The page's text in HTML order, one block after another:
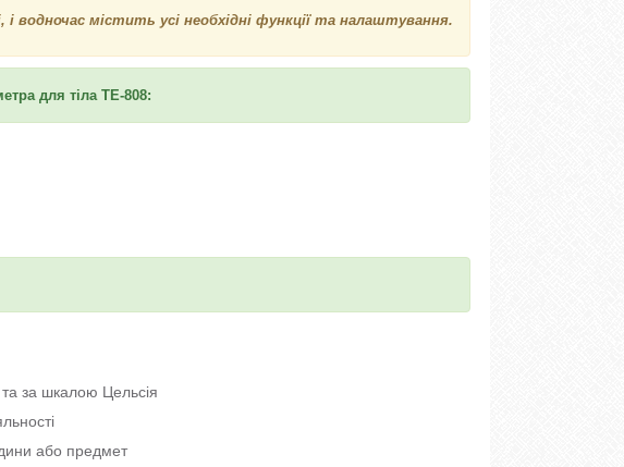
водночас містить усі необхідні функції та налаштування.
для тіла TE-808:
за шкалою Цельсія
або предмет